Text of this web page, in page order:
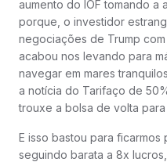
aumento do IOF tomando a
porque, o investidor
negociações de Trump
acabou nos levando para
navegar em mares
a notícia do Tarifaço de
trouxe a bolsa de volta para
E isso bastou para ficarmos
seguindo barata a 8x